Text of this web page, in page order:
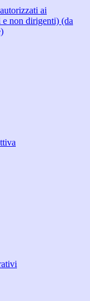
ai
non dirigenti) (da